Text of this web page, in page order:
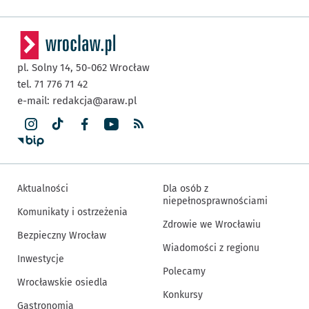
pl. Solny 14, 50-062 Wrocław
tel. 71 776 71 42
e-mail: redakcja@araw.pl
Aktualności
Komunikaty i ostrzeżenia
Bezpieczny Wrocław
Inwestycje
Wrocławskie osiedla
Gastronomia
Dla osób z
niepełnosprawnościami
Zdrowie we Wrocławiu
Wiadomości z regionu
Polecamy
Konkursy